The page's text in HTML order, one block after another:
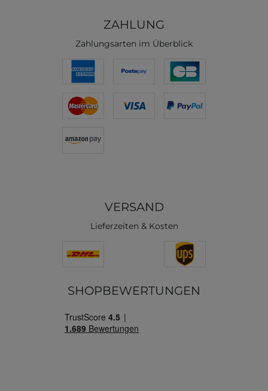
ZAHLUNG
Zahlungsarten im Überblick
VERSAND
Lieferzeiten & Kosten
SHOPBEWERTUNGEN